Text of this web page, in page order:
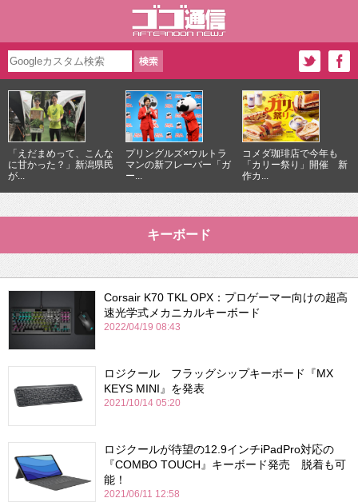
「えだまめって、こんな
に甘かった？」新潟県民
が...
プリングルズ×ウルトラ
マンの新フレーバー「ガ
ー...
コメダ珈琲店で今年も
「カリー祭り」開催 新
作カ...
キーボード
Corsair K70 TKL OPX：プロゲーマー向けの超高
速光学式メカニカルキーボード
2022/04/19 08:43
ロジクール フラッグシップキーボード『MX
KEYS MINI』を発表
2021/10/14 05:20
ロジクールが待望の12.9インチiPadPro対応の
『COMBO TOUCH』キーボード発売 脱着も可
能！
2021/06/11 12:58